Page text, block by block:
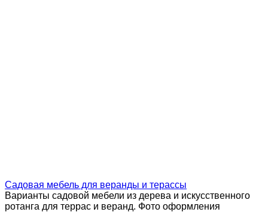
Садовая мебель для веранды и терассы
Варианты садовой мебели из дерева и искусственного
ротанга для террас и веранд. Фото оформления